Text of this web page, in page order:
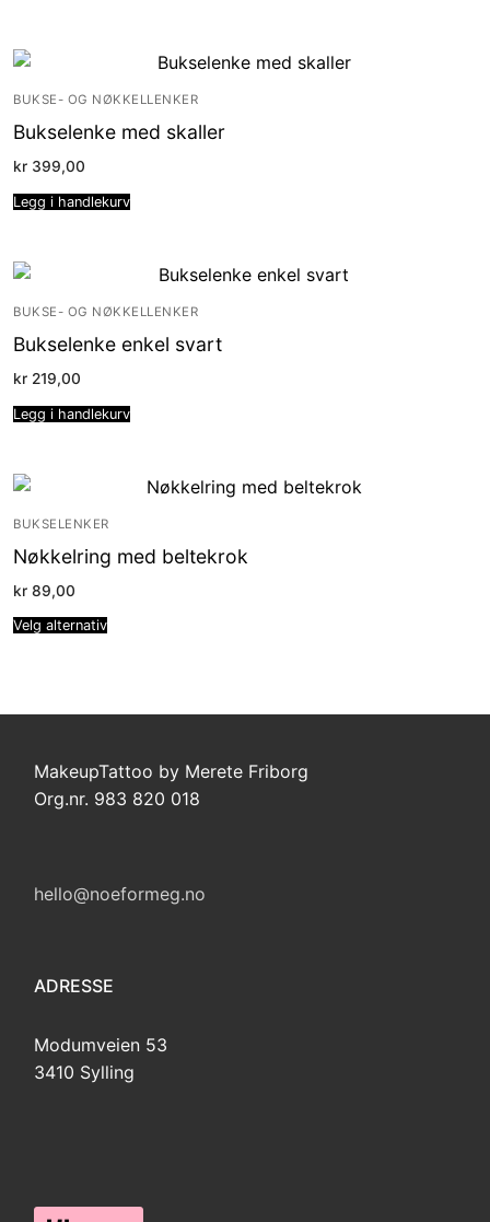
BUKSE- OG NØKKELLENKER
Bukselenke med skaller
kr 399,00
Legg i handlekurv
BUKSE- OG NØKKELLENKER
Bukselenke enkel svart
kr 219,00
Legg i handlekurv
BUKSELENKER
Nøkkelring med beltekrok
kr 89,00
Velg alternativ
MakeupTattoo by Merete Friborg
Org.nr. 983 820 018
hello@noeformeg.no
ADRESSE
Modumveien 53
3410 Sylling